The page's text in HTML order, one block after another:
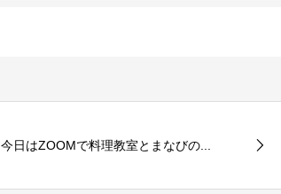
今日はZOOMで料理教室とまなびの...